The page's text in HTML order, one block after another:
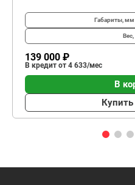
Габариты, мм
Вес,
139 000 ₽
В кредит от 4 633/мес
В